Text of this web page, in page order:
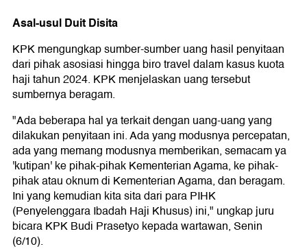
Asal-usul Duit Disita
KPK mengungkap sumber-sumber uang hasil penyitaan
dari pihak asosiasi hingga biro travel dalam kasus kuota
haji tahun 2024. KPK menjelaskan uang tersebut
sumbernya beragam.
"Ada beberapa hal ya terkait dengan uang-uang yang
dilakukan penyitaan ini. Ada yang modusnya percepatan,
ada yang memang modusnya memberikan, semacam ya
'kutipan' ke pihak-pihak Kementerian Agama, ke pihak-
pihak atau oknum di Kementerian Agama, dan beragam.
Ini yang kemudian kita sita dari para PIHK
(Penyelenggara Ibadah Haji Khusus) ini," ungkap juru
bicara KPK Budi Prasetyo kepada wartawan, Senin
(6/10).